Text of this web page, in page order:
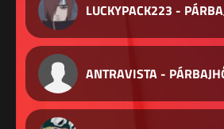
LUCKYPACK223 -
ANTRAVISTA -